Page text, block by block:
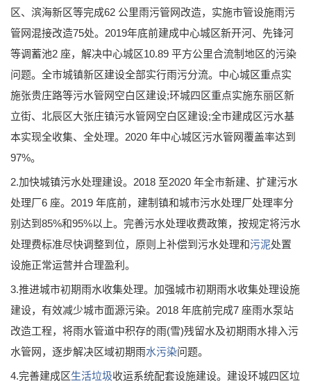
区、滨海新区等完成62 公里雨污管网改造，实施市管设施雨污
管网混接改造75处。2019年底前建成中心城区新开河、先锋河
等调蓄池2 座，解决中心城区10.89 平方公里合流制地区的污染
问题。全市城镇新区建设全部实行雨污分流。中心城区重点实
施张贵庄路等污水管网空白区建设;环城四区重点实施东丽区新
立街、北辰区大张庄镇污水管网空白区建设;全市建成区污水基
本实现全收集、全处理。2020 年中心城区污水管网覆盖率达到
97%。
2.加快城镇污水处理建设。2018 至2020 年全市新建、扩建污水
处理厂6 座。2019 年底前，建制镇和城市污水处理厂处理率分
别达到85%和95%以上。完善污水处理收费政策，按规定将污水
处理费标准尽快调整到位，原则上补偿到污水处理和污泥处置
设施正常运营并合理盈利。
3.推进城市初期雨水收集处理。加强城市初期雨水收集处理设施
建设，有效减少城市面源污染。2018 年底前完成7 座雨水泵站
改造工程，将雨水管道中积存的雨(雪)残留水及初期雨水排入污
水管网，逐步解决区域初期雨水污染问题。
4.完善建成区生活垃圾收运系统配套设施建设。建设环城四区垃